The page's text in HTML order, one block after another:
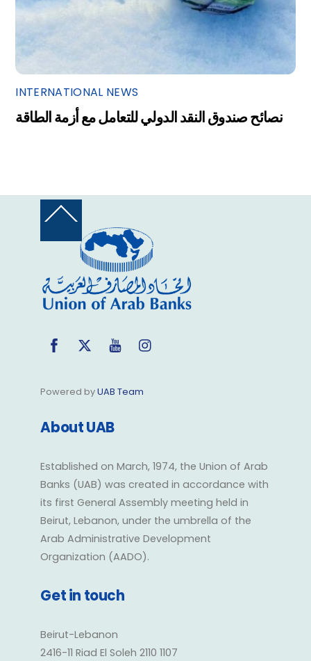
INTERNATIONAL NEWS
نصائح صندوق النقد الدولي للتعامل مع أزمة الطاقة
Back
Top
FacebookTwitter YouTube
Powered byUAB Team
About UAB
Established on March, 1974, the Union of Arab
Banks (UAB) was created in accordance with
its first General Assembly meeting held in
Beirut, Lebanon, under the umbrella of the
Arab Administrative Development
Organization (AADO).
Get in touch
Beirut-Lebanon
2416-11 Riad El Soleh 2110 1107